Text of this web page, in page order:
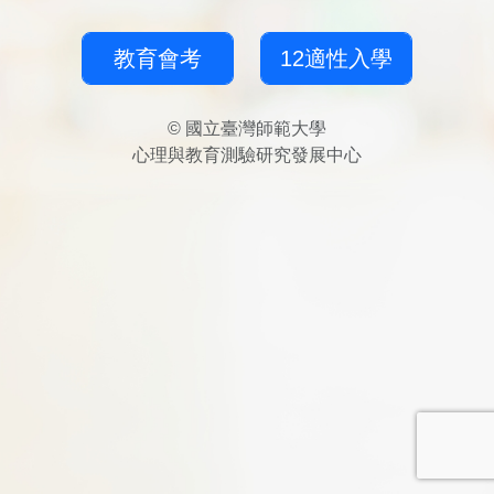
教育會考 12適性入學
© 國立臺灣師範大學
心理與教育測驗研究發展中心